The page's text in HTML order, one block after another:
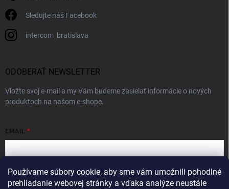
Používame súbory cookie, aby sme vám umožnili pohodlné
prehliadanie webovej stránky a vďaka analýze neustále
Sledujte náš Facebook
intercom_bratislava
ODOBERAŤ NEWSLETTER
Vložte svoj e-mail a my Vám budeme zasielať informácie o nových
produktoch na našom e-shope.
EMAIL
Vložením e-mailu súhlasíte spodmienkami ochrany osobných údajov